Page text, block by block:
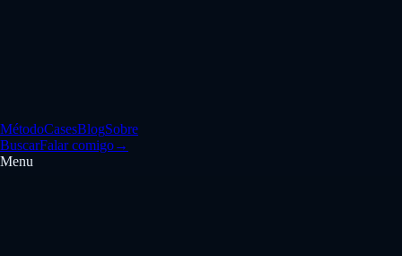
MétodoCasesBlogSobre
BuscarFalar comigo→
Menu